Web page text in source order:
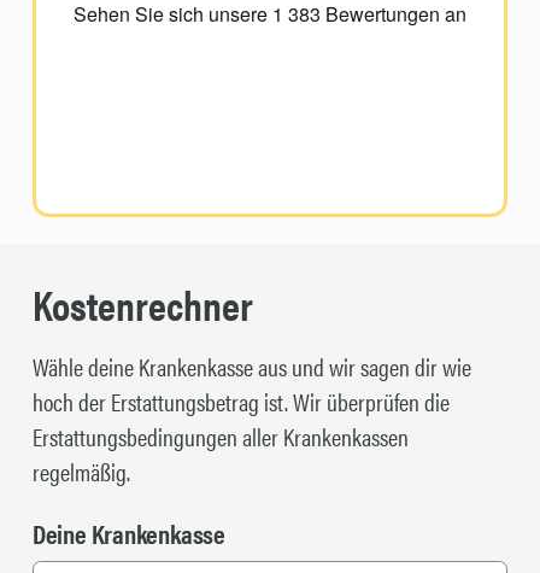
Kostenrechner
Wähle deine Krankenkasse aus und wir sagen dir wie
hoch der Erstattungsbetrag ist. Wir überprüfen die
Erstattungsbedingungen aller Krankenkassen
regelmäßig.
Deine Krankenkasse